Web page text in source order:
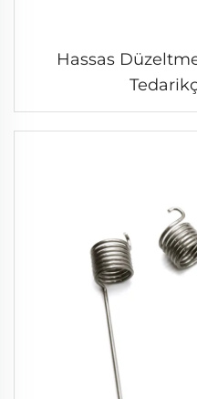
Hassas